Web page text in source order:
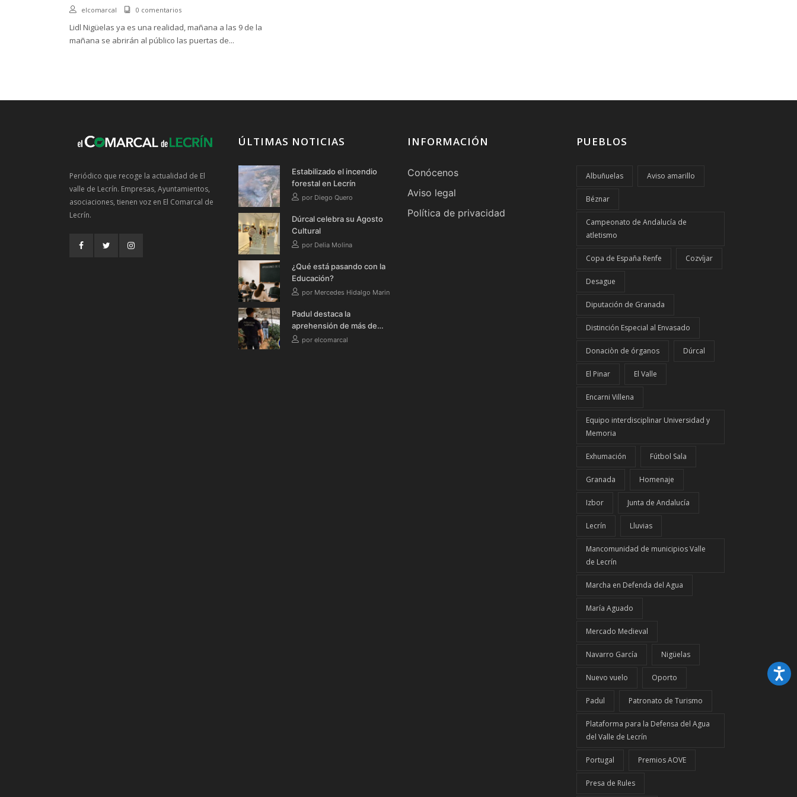
elcomarcal 0 comentarios
Lidl Nigüelas ya es una realidad, mañana a las 9 de la
mañana se abrirán al público las puertas de...
Periódico que recoge la actualidad de El
valle de Lecrín. Empresas, Ayuntamientos,
asociaciones, tienen voz en El Comarcal de
Lecrín.
ÚLTIMAS NOTICIAS
Estabilizado el incendio
forestal en Lecrín
por Diego Quero
Dúrcal celebra su Agosto
Cultural
por Delia Molina
¿Qué está pasando con la
Educación?
por Mercedes Hidalgo Marin
Padul destaca la
aprehensión de más de
1.500 plantas de
por elcomarcal
INFORMACIÓN
Conócenos
Aviso legal
Política de privacidad
PUEBLOS
Albuñuelas Aviso amarillo
Béznar
Campeonato de Andalucía de
atletismo
Copa de España Renfe Cozvíjar
Desague
Diputación de Granada
Distinción Especial al Envasado
Donaciòn de órganos Dúrcal
El Pinar El Valle
Encarni Villena
Equipo interdisciplinar Universidad y
Memoria
Exhumación Fútbol Sala
Granada Homenaje
Izbor Junta de Andalucía
Lecrín Lluvias
Mancomunidad de municipios Valle
de Lecrín
Marcha en Defenda del Agua
María Aguado
Mercado Medieval
Navarro García Nigüelas
Nuevo vuelo Oporto
Padul Patronato de Turismo
Plataforma para la Defensa del Agua
del Valle de Lecrín
Portugal Premios AOVE
Presa de Rules